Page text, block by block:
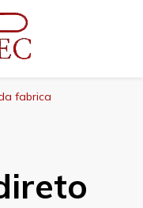
fabrica